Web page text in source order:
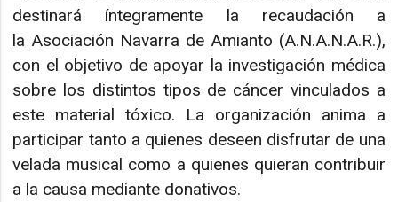
destinará íntegramente la recaudación a
la Asociación Navarra de Amianto (A.N.A.N.A.R.),
con el objetivo de apoyar la investigación médica
sobre los distintos tipos de cáncer vinculados a
este material tóxico. La organización anima a
participar tanto a quienes deseen disfrutar de una
velada musical como a quienes quieran contribuir
a la causa mediante donativos.